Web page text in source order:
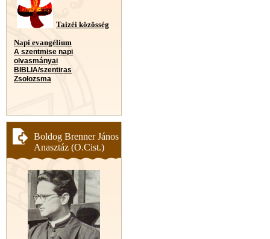
Taizéi közösség
Napi evangélium
A szentmise napi
olvasmányai
BIBLIA/szentiras
Zsolozsma
Boldog Brenner János
Anasztáz (O.Cist.)